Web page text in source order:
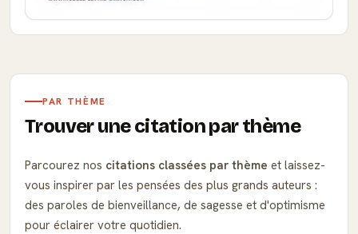
PAR THÈME
Trouver une citation par thème
Parcourez nos citations classées par thème et laissez-
vous inspirer par les pensées des plus grands auteurs :
des paroles de bienveillance, de sagesse et d'optimisme
pour éclairer votre quotidien.